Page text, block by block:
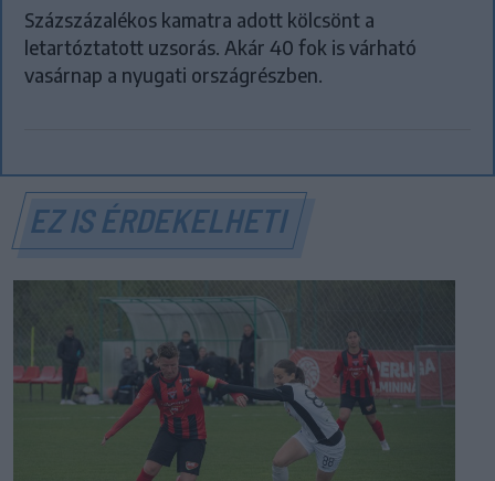
Százszázalékos kamatra adott kölcsönt a
letartóztatott uzsorás. Akár 40 fok is várható
vasárnap a nyugati országrészben.
EZ IS ÉRDEKELHETI